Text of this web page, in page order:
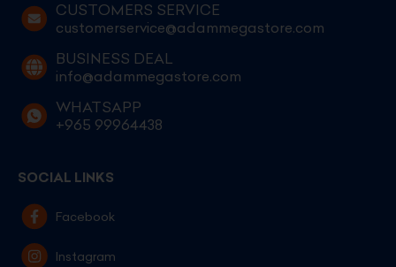
CUSTOMERS SERVICE
customerservice@adammegastore.com
BUSINESS DEAL
info@adammegastore.com
WHATSAPP
+965 99964438
SOCIAL LINKS
Facebook
Instagram